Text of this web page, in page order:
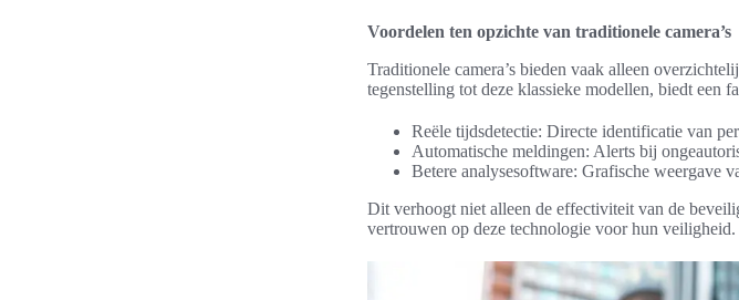
Voordelen ten opzichte van traditionele camera’s
Traditionele camera’s bieden vaak alleen
tegenstelling tot deze klassieke modellen, biedt een
Reële tijdsdetectie: Directe identificatie van
Automatische meldingen: Alerts bij
Betere analysesoftware: Grafische weergave
Dit verhoogt niet alleen de effectiviteit van de
vertrouwen op deze technologie voor hun veiligheid.